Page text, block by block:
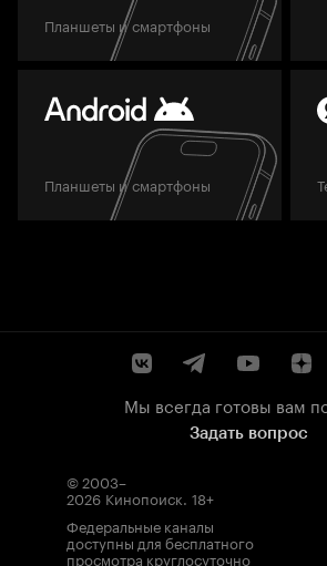
Планшеты и смартфоны
Планшеты и смартфоны
Мы всегда готовы вам
Задать вопрос
© 2003–
2026 Кинопоиск. 18+
Федеральные каналы
доступны для бесплатного
просмотра круглосуточно